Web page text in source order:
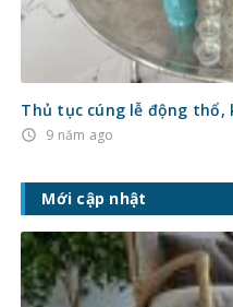
Thủ tục cúng lễ động thổ,
access_time 9 năm ago
Mới cập nhật